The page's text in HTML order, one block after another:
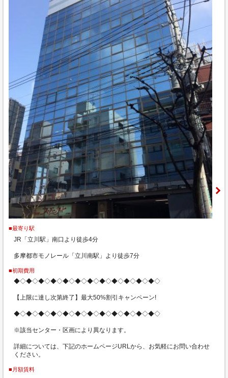
■最寄り駅
JR「立川駅」南口より徒歩4分
多摩都市モノレール「立川南駅」より徒歩7分
■初期費用
◆◇◆◇◆◇◆◇◆◇◆◇◆◇◆◇◆◇◆◇◆◇◆◇
【上限に達し次第終了】最大50%割引キャンペーン!
◆◇◆◇◆◇◆◇◆◇◆◇◆◇◆◇◆◇◆◇◆◇◆◇
※該当センター・区画により異なります。
詳細については、下記のホームページURLから、お気軽にお問い合わせ
ください。
■月額賃料